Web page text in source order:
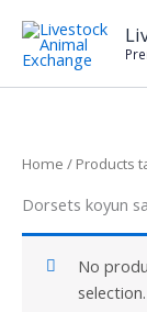
content
Home / Products
Dorsets koyun
No
selection.